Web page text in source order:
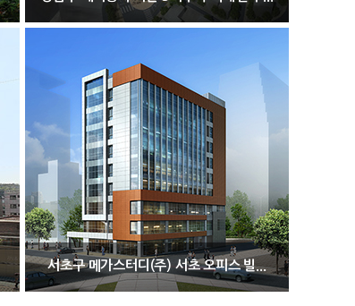
서초구 메가스터디(주) 서초 오피스 빌...